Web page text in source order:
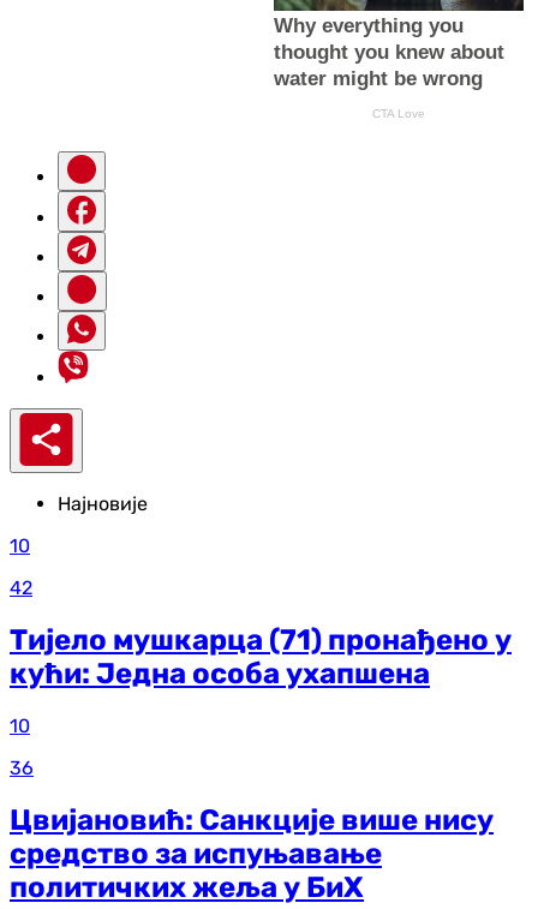
Најновије
10
42
Тијело мушкарца (71) пронађено у
кући: Једна особа ухапшена
10
36
Цвијановић: Санкције више нису
средство за испуњавање
политичких жеља у БиХ